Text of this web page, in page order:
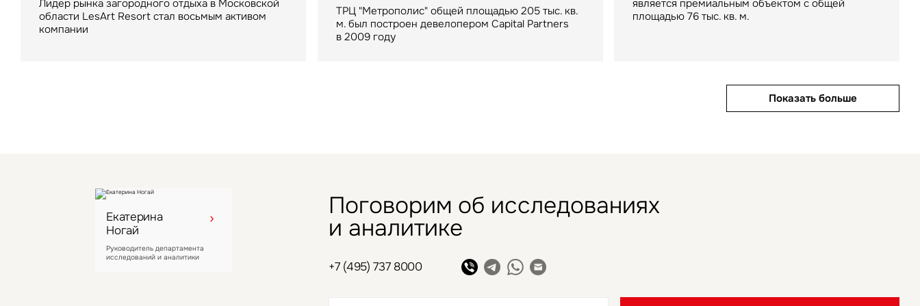
Лидер рынка загородного отдыха в Московской
области LesArt Resort стал восьмым активом
компании
ТРЦ "Метрополис" общей площадью 205 тыс. кв.
м. был построен девелопером Capital Partners
в 2009 году
является премиальным объектом с общей
площадью 76 тыс. кв. м.
Показать больше
складского помещения для крупнейшего
маркетплейса
арендатором склада в индустриальном парке
«РУСИЧ Холмогоры» на северо-востоке Москвы
Показать больше
Екатерина
Ногай
Руководитель департамента
исследований и аналитики
Поговорим об исследованиях
и аналитике
+7 (495) 737 8000